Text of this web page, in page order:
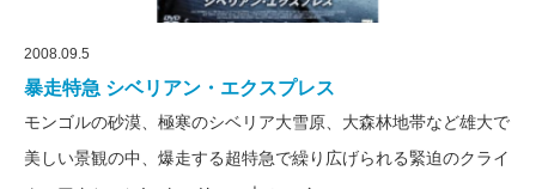
2008.09.5
暴走特急 シベリアン・エクスプレス
モンゴルの砂漠、極寒のシベリア大雪原、大森林地帯など雄大で
美しい景観の中、爆走する超特急で繰り広げられる緊迫のクライ